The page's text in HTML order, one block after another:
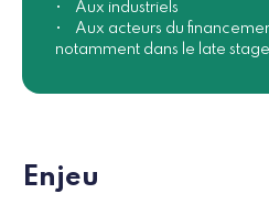
• Aux industriels
• Aux acteurs du
notamment dans le late stage
Enjeu